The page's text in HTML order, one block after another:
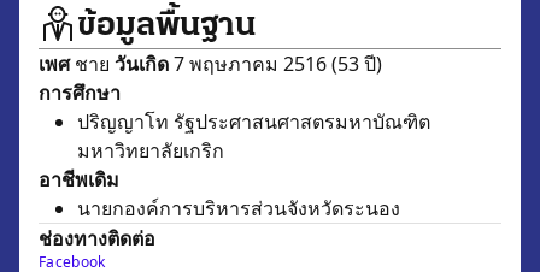
ข้อมูลพื้นฐาน
เพศชาย วันเกิด7 พฤษภาคม 2516 (53 ปี)
การศึกษา
ปริญญาโท รัฐประศาสนศาสตรมหาบัณฑิต
มหาวิทยาลัยเกริก
อาชีพเดิม
นายกองค์การบริหารส่วนจังหวัดระนอง
ช่องทางติดต่อ
Facebook